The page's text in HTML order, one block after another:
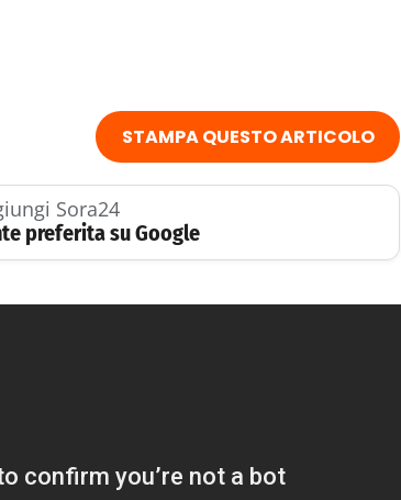
STAMPA QUESTO ARTICOLO
Sora24
preferita su Google